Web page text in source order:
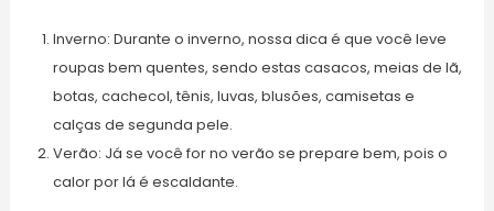
Inverno: Durante o inverno, nossa dica é que você leve
roupas bem quentes, sendo estas casacos, meias de lã,
botas, cachecol, tênis, luvas, blusões, camisetas e
calças de segunda pele.
Verão: Já se você for no verão se prepare bem, pois o
calor por lá é escaldante.